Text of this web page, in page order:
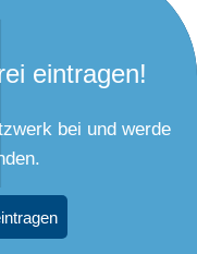
eintragen!
bei und werde